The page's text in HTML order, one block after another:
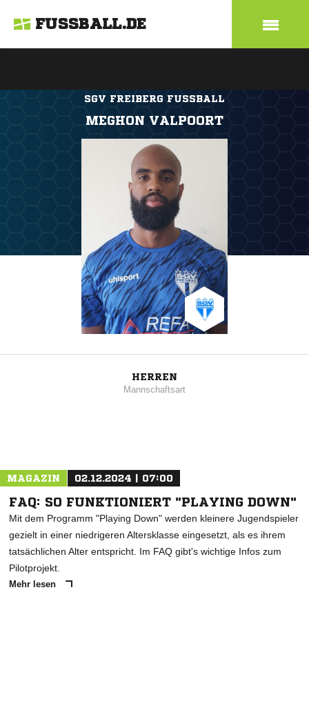
FUSSBALL.DE
SGV FREIBERG FUSSBALL
MEGHON VALPOORT
HERREN
Mannschaftsart
MAGAZIN 02.12.2024 | 07:00
FAQ: SO FUNKTIONIERT "PLAYING DOWN"
Mit dem Programm "Playing Down" werden kleinere Jugendspieler
gezielt in einer niedrigeren Altersklasse eingesetzt, als es ihrem
tatsächlichen Alter entspricht. Im FAQ gibt's wichtige Infos zum
Pilotprojekt.
Mehr lesen